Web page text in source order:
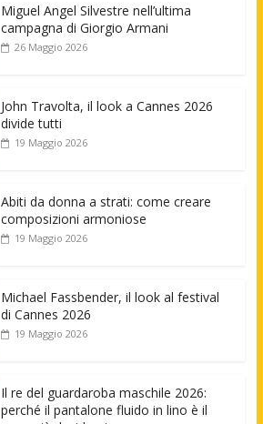
Miguel Angel Silvestre nell’ultima
campagna di Giorgio Armani
26 Maggio 2026
John Travolta, il look a Cannes 2026
divide tutti
19 Maggio 2026
Abiti da donna a strati: come creare
composizioni armoniose
19 Maggio 2026
Michael Fassbender, il look al festival
di Cannes 2026
19 Maggio 2026
Il re del guardaroba maschile 2026:
perché il pantalone fluido in lino è il